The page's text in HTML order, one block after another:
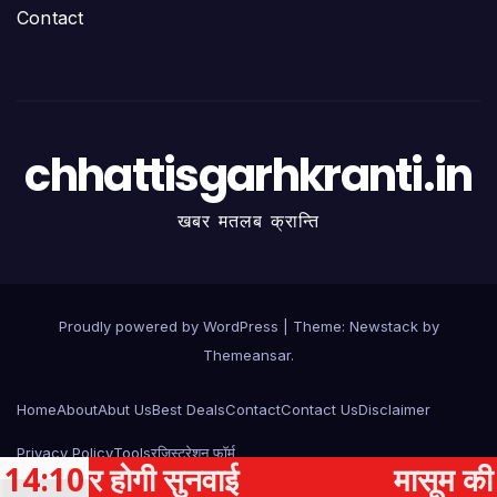
Contact
chhattisgarhkranti.in
खबर मतलब क्रान्ति
Proudly powered by WordPress Theme: Newstackby
Themeansar.
HomeAboutAbut UsBest DealsContactContact UsDisclaimer
Privacy PolicyToolsरजिस्ट्रेशन फॉर्म
सुनवाई मासूम की मौत के
14:10